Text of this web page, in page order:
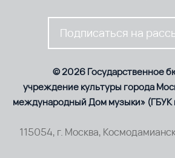
Подписаться на
© 2026 Государственное
учреждение культуры города
международный Дом музыки»
115054, г. Москва,